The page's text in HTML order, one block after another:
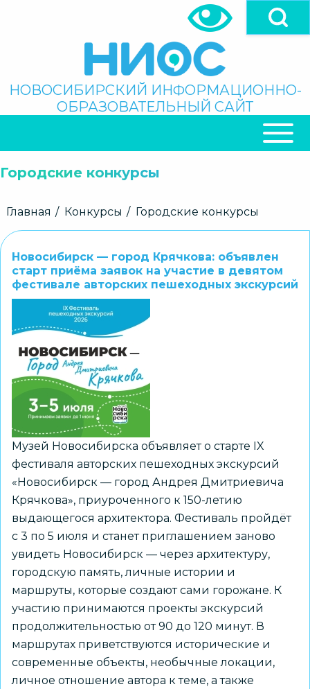
Поиск
НОВОСИБИРСКИЙ ИНФОРМАЦИОННО-
ОБРАЗОВАТЕЛЬНЫЙ САЙТ
НАВИГАЦИЯ
Городские конкурсы
Строка
Главная Конкурсы Городские конкурсы
Новосибирск — город Крячкова: объявлен
старт приёма заявок на участие в девятом
фестивале авторских пешеходных экскурсий
Музей Новосибирска объявляет о старте IX
фестиваля авторских пешеходных экскурсий
«Новосибирск — город Андрея Дмитриевича
Крячкова», приуроченного к 150-летию
выдающегося архитектора. Фестиваль пройдёт
с 3 по 5 июля и станет приглашением заново
увидеть Новосибирск — через архитектуру,
городскую память, личные истории и
маршруты, которые создают сами горожане. К
участию принимаются проекты экскурсий
продолжительностью от 90 до 120 минут. В
маршрутах приветствуются исторические и
современные объекты, необычные локации,
личное отношение автора к теме, а также